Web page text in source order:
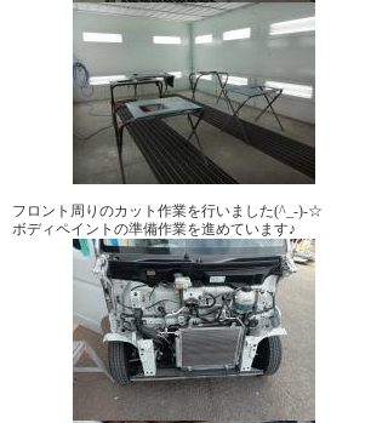
フロント周りのカット作業を行いました(^_-)-☆
ボディペイントの準備作業を進めています♪